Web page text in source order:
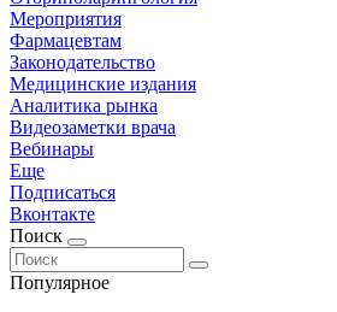
Мероприятия
Фармацевтам
Законодательство
Медицинские издания
Аналитика рынка
Видеозаметки врача
Вебинары
Еще
Подписаться
Вконтакте
Поиск
Популярное